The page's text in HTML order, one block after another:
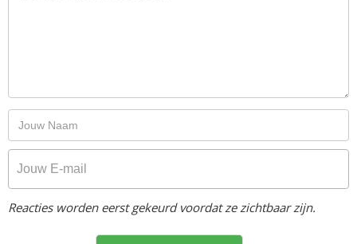
Reacties worden eerst gekeurd voordat ze zichtbaar zijn.